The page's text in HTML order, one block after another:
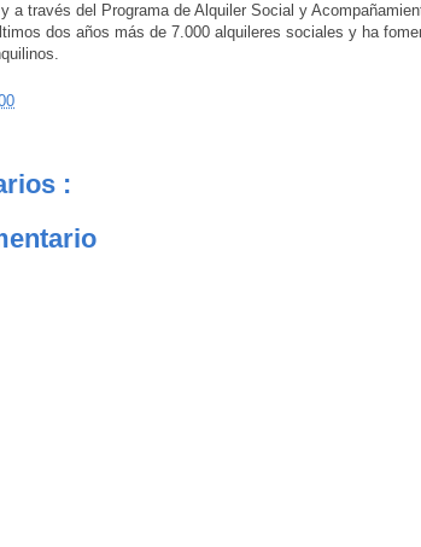
a través del Programa de Alquiler Social y
dos años más de 7.000 alquileres sociales y ha
: